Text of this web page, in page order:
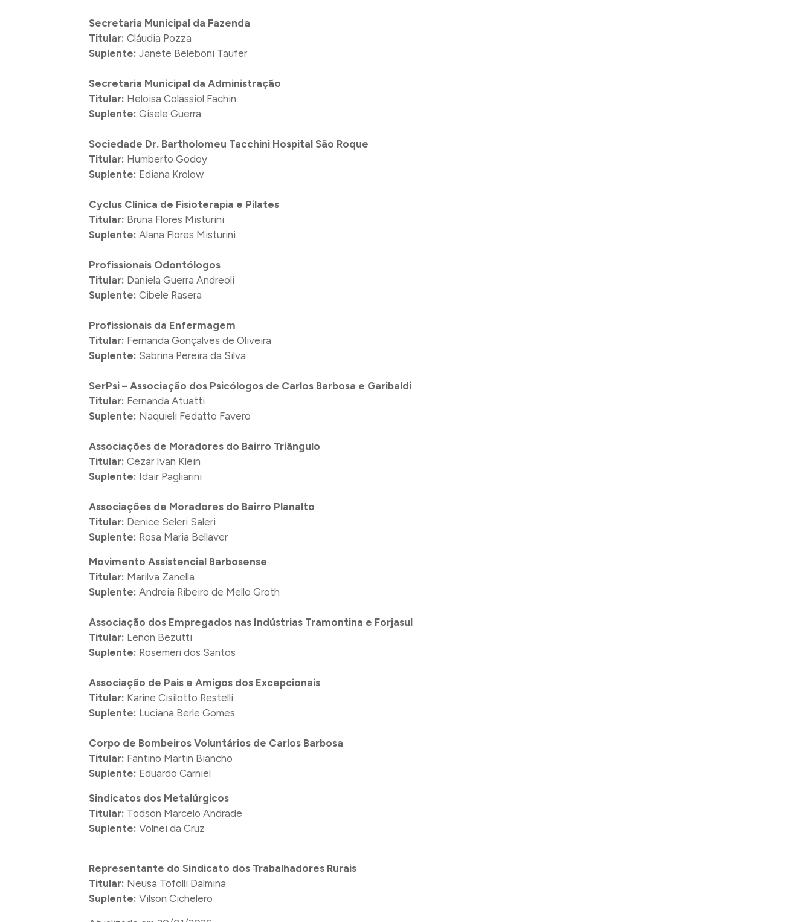
Secretaria Municipal da Fazenda
Titular: Cláudia Pozza
Suplente: Janete Beleboni Taufer
Secretaria Municipal da Administração
Titular: Heloisa Colassiol Fachin
Suplente: Gisele Guerra
Sociedade Dr. Bartholomeu Tacchini Hospital São Roque
Titular: Humberto Godoy
Suplente: Ediana Krolow
Cyclus Clínica de Fisioterapia e Pilates
Titular: Bruna Flores Misturini
Suplente: Alana Flores Misturini
Profissionais Odontólogos
Titular: Daniela Guerra Andreoli
Suplente: Cibele Rasera
Profissionais da Enfermagem
Titular: Fernanda Gonçalves de Oliveira
Suplente: Sabrina Pereira da Silva
SerPsi – Associação dos Psicólogos de Carlos Barbosa e Garibaldi
Titular: Fernanda Atuatti
Suplente: Naquieli Fedatto Favero
Associações de Moradores do Bairro Triângulo
Titular: Cezar Ivan Klein
Suplente: Idair Pagliarini
Associações de Moradores do Bairro Planalto
Titular: Denice Seleri Saleri
Suplente: Rosa Maria Bellaver
Movimento Assistencial Barbosense
Titular: Marilva Zanella
Suplente: Andreia Ribeiro de Mello Groth
Associação dos Empregados nas Indústrias Tramontina e Forjasul
Titular: Lenon Bezutti
Suplente: Rosemeri dos Santos
Associação de Pais e Amigos dos Excepcionais
Titular: Karine Cisilotto Restelli
Suplente: Luciana Berle Gomes
Corpo de Bombeiros Voluntários de Carlos Barbosa
Titular: Fantino Martin Biancho
Suplente: Eduardo Carniel
Sindicatos dos Metalúrgicos
Titular: Todson Marcelo Andrade
Suplente: Volnei da Cruz
Representante do Sindicato dos Trabalhadores Rurais
Titular: Neusa Tofolli Dalmina
Suplente: Vilson Cichelero